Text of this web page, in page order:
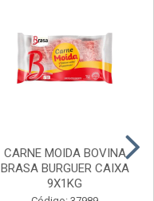
CARNE MOIDA BOVINA
BRASA BURGUER CAIXA
9X1KG